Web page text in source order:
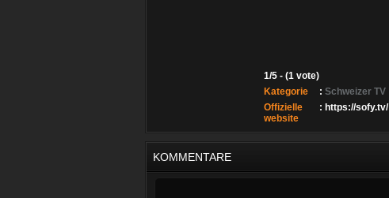
1/5 - (1 vote)
Kategorie
: Schweizer TV
Offizielle
website
: https://sofy.tv/
KOMMENTARE